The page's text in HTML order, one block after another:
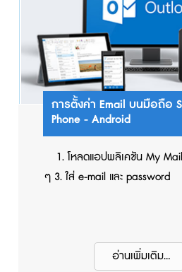
การตั้งค่า Email บนมือถือ
Phone - Android
1. โหลดแอปพลิเคชัน My
ๆ 3. ใส่ e-mail และ password
อ่านเพิ่มเติม...